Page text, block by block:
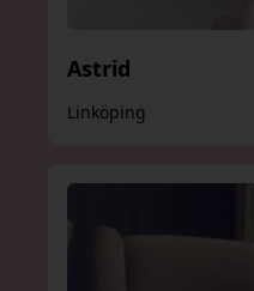
Astrid
Linköping